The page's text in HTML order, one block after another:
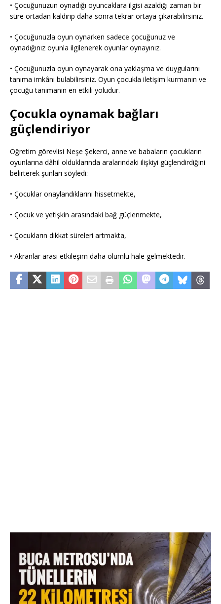
• Çocuğunuzun oynadığı oyuncaklara ilgisi azaldığı zaman bir
süre ortadan kaldırıp daha sonra tekrar ortaya çıkarabilirsiniz.
• Çocuğunuzla oyun oynarken sadece çocuğunuz ve
oynadığınız oyunla ilgilenerek oyunlar oynayınız.
• Çocuğunuzla oyun oynayarak ona yaklaşma ve duygularını
tanıma imkânı bulabilirsiniz. Oyun çocukla iletişim kurmanın ve
çocuğu tanımanın en etkili yoludur.
Çocukla oynamak bağları
güçlendiriyor
Öğretim görevlisi Neşe Şekerci, anne ve babaların çocukların
oyunlarına dâhil olduklarında aralarındaki ilişkiyi güçlendirdiğini
belirterek şunları söyledi:
• Çocuklar onaylandıklarını hissetmekte,
• Çocuk ve yetişkin arasındaki bağ güçlenmekte,
• Çocukların dikkat süreleri artmakta,
• Akranlar arası etkileşim daha olumlu hale gelmektedir.